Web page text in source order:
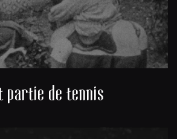
partie de tennis